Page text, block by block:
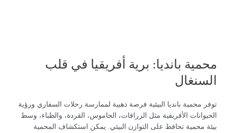
محمية بانديا: برية أفريقيا في قلب
السنغال
توفر محمية بانديا البيئية فرصة ذهبية لممارسة رحلات السفاري ورؤية
الحيوانات الأفريقية مثل الزرافات، الجاموس، القردة، والظباء، وسط
بيئة محمية تحافظ على التوازن البيئي. يمكن استكشاف المحمية